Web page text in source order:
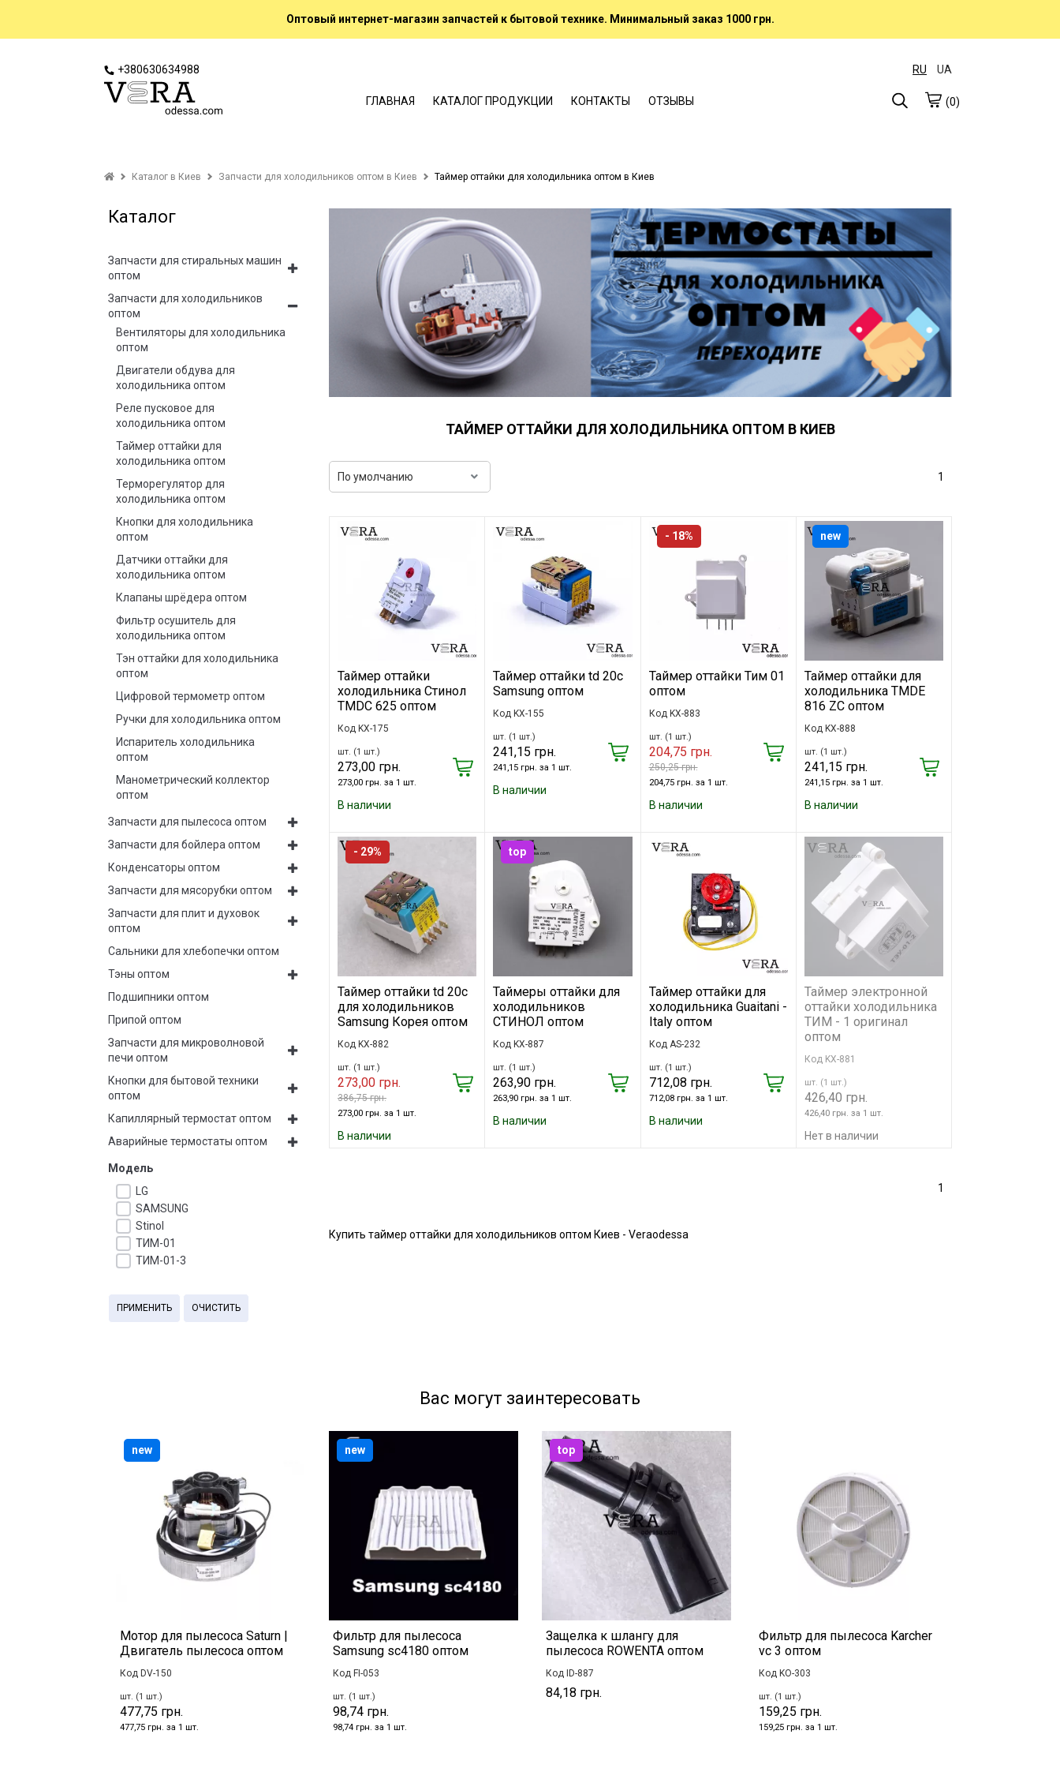
Оптовый интернет-магазин запчастей к бытовой технике. Минимальный заказ 1000 грн.
+380630634988 RU UA
ГЛАВНАЯ КАТАЛОГ ПРОДУКЦИИ КОНТАКТЫ ОТЗЫВЫ (0)
Каталог в Киев Запчасти для холодильников оптом в Киев Таймер оттайки для холодильника оптом в Киев
Каталог
Запчасти для стиральных машин
оптом
Запчасти для холодильников
оптом
Вентиляторы для холодильника
оптом
Двигатели обдува для
холодильника оптом
Реле пусковое для
холодильника оптом
Таймер оттайки для
холодильника оптом
Терморегулятор для
холодильника оптом
Кнопки для холодильника
оптом
Датчики оттайки для
холодильника оптом
Клапаны шрёдера оптом
Фильтр осушитель для
холодильника оптом
Тэн оттайки для холодильника
оптом
Цифровой термометр оптом
Ручки для холодильника оптом
Испаритель холодильника
оптом
Манометрический коллектор
оптом
Запчасти для пылесоса оптом
Запчасти для бойлера оптом
Конденсаторы оптом
Запчасти для мясорубки оптом
Запчасти для плит и духовок
оптом
Сальники для хлебопечки оптом
Тэны оптом
Подшипники оптом
Припой оптом
Запчасти для микроволновой
печи оптом
Кнопки для бытовой техники
оптом
Капиллярный термостат оптом
Аварийные термостаты оптом
Модель
LG
SAMSUNG
Stinol
ТИМ-01
ТИМ-01-3
ПРИМЕНИТЬ ОЧИСТИТЬ
ТАЙМЕР ОТТАЙКИ ДЛЯ ХОЛОДИЛЬНИКА ОПТОМ В КИЕВ
1
Таймер оттайки
холодильника Стинол
TMDС 625 оптом
Код KX-175
шт. (1 шт.)
273,00 грн.
273,00 грн. за 1 шт.
В наличии
Таймер оттайки td 20c
Samsung оптом
Код KX-155
шт. (1 шт.)
241,15 грн.
241,15 грн. за 1 шт.
В наличии
Таймер оттайки Тим 01
оптом
Код KX-883
шт. (1 шт.)
204,75 грн.
250,25 грн.
204,75 грн. за 1 шт.
В наличии
- 18%
Таймер оттайки для
холодильника TMDE
816 ZC оптом
Код KX-888
шт. (1 шт.)
241,15 грн.
241,15 грн. за 1 шт.
В наличии
new
Таймер оттайки td 20c
для холодильников
Samsung Корея оптом
Код KX-882
шт. (1 шт.)
273,00 грн.
386,75 грн.
273,00 грн. за 1 шт.
В наличии
- 29%
Таймеры оттайки для
холодильников
СТИНОЛ оптом
Код KX-887
шт. (1 шт.)
263,90 грн.
263,90 грн. за 1 шт.
В наличии
top
Таймер оттайки для
холодильника Guaitani -
Italy оптом
Код AS-232
шт. (1 шт.)
712,08 грн.
712,08 грн. за 1 шт.
В наличии
Таймер электронной
оттайки холодильника
ТИМ - 1 оригинал
оптом
Код KX-881
шт. (1 шт.)
426,40 грн.
426,40 грн. за 1 шт.
Нет в наличии
1
Купить таймер оттайки для холодильников оптом Киев - Veraodessa
Вас могут заинтересовать
Мотор для пылесоса Saturn |
Двигатель пылесоса оптом
Код DV-150
шт. (1 шт.)
477,75 грн.
477,75 грн. за 1 шт.
new
Фильтр для пылесоса
Samsung sc4180 оптом
Код FI-053
шт. (1 шт.)
98,74 грн.
98,74 грн. за 1 шт.
new
Защелка к шлангу для
пылесоса ROWENTA оптом
Код ID-887
84,18 грн.
top
Фильтр для пылесоса Karcher
vc 3 оптом
Код KO-303
шт. (1 шт.)
159,25 грн.
159,25 грн. за 1 шт.